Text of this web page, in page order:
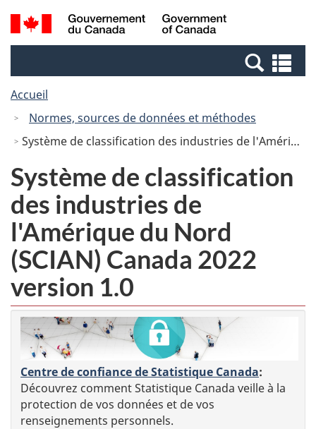
Passer
au
Passer
à
Canada
Recherche
et
et
Accueil
Normes, sources de données et méthodes
Système de classification des industries de l'Amérique du Nord (SCIAN) Canada 2022 version 1.0
Système de classification
des industries de
l'Amérique du Nord
(SCIAN) Canada 2022
version 1.0
Centre de confiance de Statistique Canada:
Découvrez comment Statistique Canada veille à la
protection de vos données et de vos
renseignements personnels.